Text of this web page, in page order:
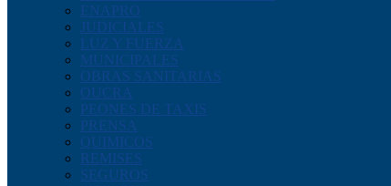
ENAPRO
JUDICIALES
LUZ Y FUERZA
MUNICIPALES
OBRAS SANITARIAS
OUCRA
PEONES DE TAXIS
PRENSA
QUIMICOS
REMISES
SEGUROS